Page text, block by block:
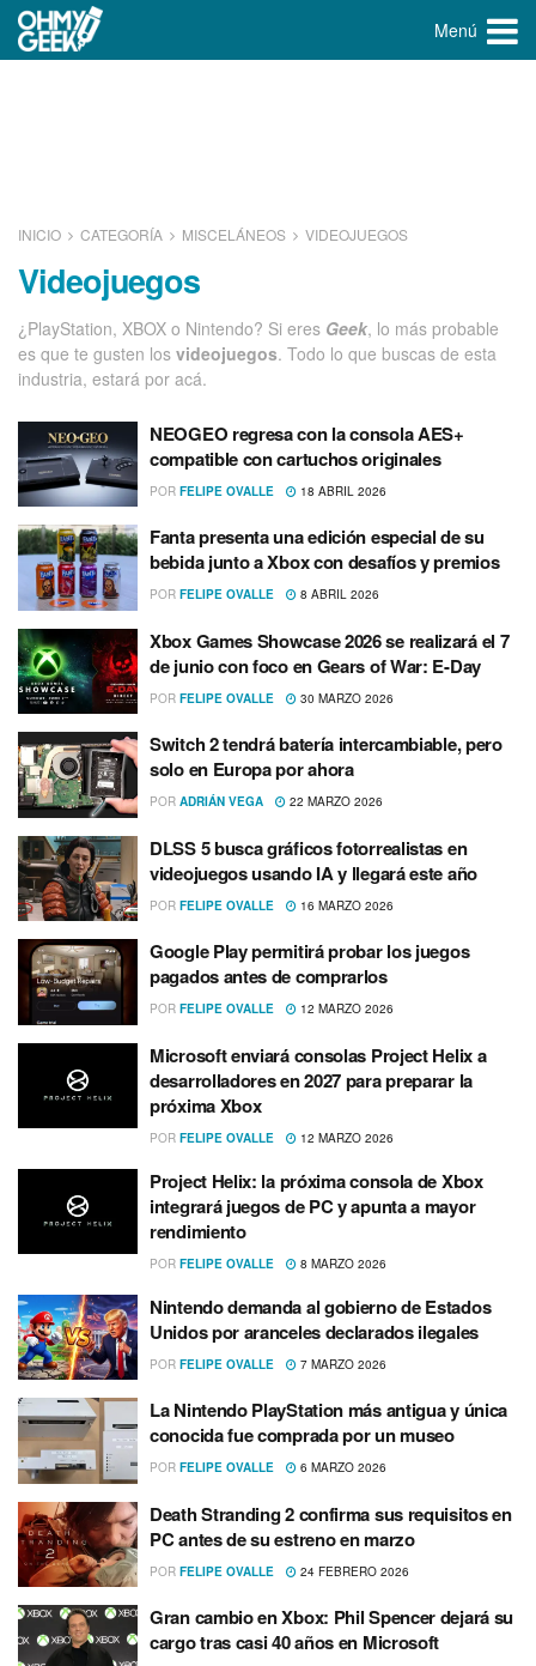
Menú
INICIO CATEGORÍA MISCELÁNEOS VIDEOJUEGOS
Videojuegos
¿PlayStation, XBOX o Nintendo? Si eres Geek, lo más probable
es que te gusten los videojuegos. Todo lo que buscas de esta
industria, estará por acá.
NEOGEO regresa con la consola AES+
compatible con cartuchos originales
POR FELIPE OVALLE 18 ABRIL 2026
Fanta presenta una edición especial de su
bebida junto a Xbox con desafíos y premios
POR FELIPE OVALLE 8 ABRIL 2026
Xbox Games Showcase 2026 se realizará el 7
de junio con foco en Gears of War: E-Day
POR FELIPE OVALLE 30 MARZO 2026
Switch 2 tendrá batería intercambiable, pero
solo en Europa por ahora
POR ADRIÁN VEGA 22 MARZO 2026
DLSS 5 busca gráficos fotorrealistas en
videojuegos usando IA y llegará este año
POR FELIPE OVALLE 16 MARZO 2026
Google Play permitirá probar los juegos
pagados antes de comprarlos
POR FELIPE OVALLE 12 MARZO 2026
Microsoft enviará consolas Project Helix a
desarrolladores en 2027 para preparar la
próxima Xbox
POR FELIPE OVALLE 12 MARZO 2026
Project Helix: la próxima consola de Xbox
integrará juegos de PC y apunta a mayor
rendimiento
POR FELIPE OVALLE 8 MARZO 2026
Nintendo demanda al gobierno de Estados
Unidos por aranceles declarados ilegales
POR FELIPE OVALLE 7 MARZO 2026
La Nintendo PlayStation más antigua y única
conocida fue comprada por un museo
POR FELIPE OVALLE 6 MARZO 2026
Death Stranding 2 confirma sus requisitos en
PC antes de su estreno en marzo
POR FELIPE OVALLE 24 FEBRERO 2026
Gran cambio en Xbox: Phil Spencer dejará su
cargo tras casi 40 años en Microsoft